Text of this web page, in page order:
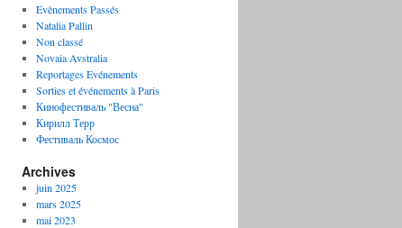
Evènements Passés
Natalia Pallin
Non classé
Novaia Avstralia
Reportages Evénements
Sorties et événements à Paris
Кинофестиваль "Весна"
Кирилл Терр
Фестиваль Космос
Archives
juin 2025
mars 2025
mai 2023